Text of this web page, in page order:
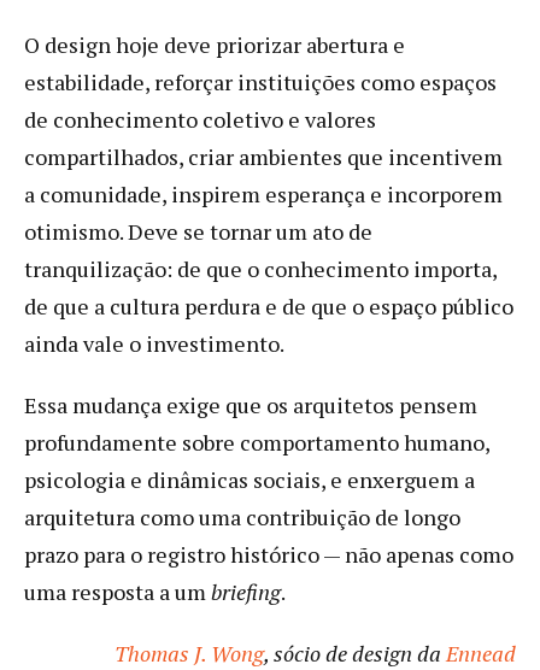
O design hoje deve priorizar abertura e
estabilidade, reforçar instituições como espaços
de conhecimento coletivo e valores
compartilhados, criar ambientes que incentivem
a comunidade, inspirem esperança e incorporem
otimismo. Deve se tornar um ato de
tranquilização: de que o conhecimento importa,
de que a cultura perdura e de que o espaço público
ainda vale o investimento.
Essa mudança exige que os arquitetos pensem
profundamente sobre comportamento humano,
psicologia e dinâmicas sociais, e enxerguem a
arquitetura como uma contribuição de longo
prazo para o registro histórico — não apenas como
uma resposta a umbriefing.
Thomas J. Wong, sócio de design daEnnead